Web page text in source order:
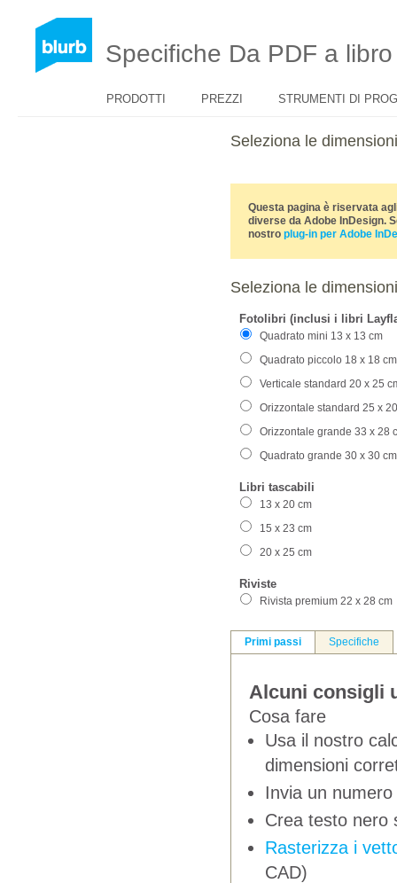
Specifiche Da PDF a libro
PRODOTTI PREZZI STRUMENTI DI
Seleziona le
Questa pagina è riservata
diverse da Adobe InDesign.
nostro plug-in per Adobe
Seleziona le
Fotolibri (inclusi i libri
Quadrato mini 13 x 13 cm
Quadrato piccolo 18 x 18 cm
Verticale standard 20 x 25
Orizzontale standard 25 x
Orizzontale grande 33 x 28
Quadrato grande 30 x 30 cm
Libri tascabili
13 x 20 cm
15 x 23 cm
20 x 25 cm
Riviste
Rivista premium 22 x 28 cm
Primi passi Specifiche
Alcuni consigli
Cosa fare
Usa il nostro
dimensioni
Invia un
Crea testo nero
Rasterizza i
CAD)